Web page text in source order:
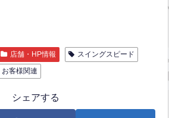
店舗・HP情報
スイングスピード
お客様関連
シェアする